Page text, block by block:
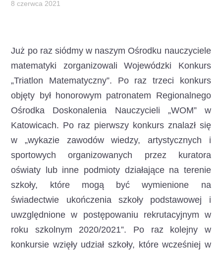
8 czerwca 2021
Już po raz siódmy w naszym Ośrodku nauczyciele
matematyki zorganizowali Wojewódzki Konkurs
„Triatlon Matematyczny”. Po raz trzeci konkurs
objęty był honorowym patronatem Regionalnego
Ośrodka Doskonalenia Nauczycieli „WOM” w
Katowicach. Po raz pierwszy konkurs znalazł się
w „wykazie zawodów wiedzy, artystycznych i
sportowych organizowanych przez kuratora
oświaty lub inne podmioty działające na terenie
szkoły, które mogą być wymienione na
świadectwie ukończenia szkoły podstawowej i
uwzględnione w postępowaniu rekrutacyjnym w
roku szkolnym 2020/2021”. Po raz kolejny w
konkursie wzięły udział szkoły, które wcześniej w